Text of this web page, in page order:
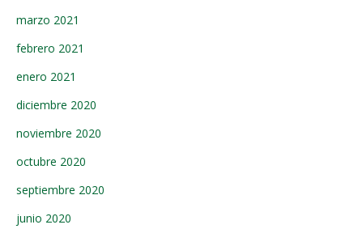
marzo 2021
febrero 2021
enero 2021
diciembre 2020
noviembre 2020
octubre 2020
septiembre 2020
junio 2020